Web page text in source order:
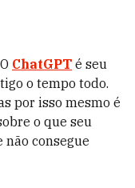
ChatGPT é seu
o tempo todo.
por isso mesmo é
o que seu
consegue